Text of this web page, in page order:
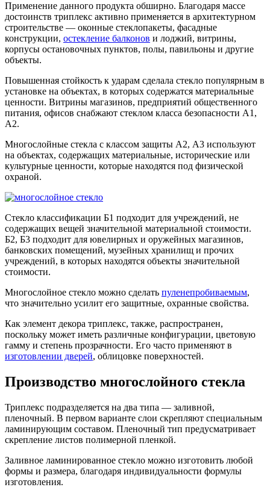
Применение данного продукта обширно. Благодаря массе
достоинств триплекс активно применяется в архитектурном
строительстве — оконные стеклопакеты, фасадные
конструкции, остекление балконов и лоджий, витрины,
корпусы остановочных пунктов, полы, павильоны и другие
объекты.
Повышенная стойкость к ударам сделала стекло популярным в
установке на объектах, в которых содержатся материальные
ценности. Витрины магазинов, предприятий общественного
питания, офисов снабжают стеклом класса безопасности А1,
А2.
Многослойные стекла с классом защиты А2, А3 используют
на объектах, содержащих материальные, исторические или
культурные ценности, которые находятся под физической
охраной.
Стекло классификации Б1 подходит для учреждений, не
содержащих вещей значительной материальной стоимости.
Б2, Б3 подходит для ювелирных и оружейных магазинов,
банковских помещений, музейных хранилищ и прочих
учреждений, в которых находятся объекты значительной
стоимости.
Многослойное стекло можно сделать пуленепробиваемым,
что значительно усилит его защитные, охранные свойства.
Как элемент декора триплекс, также, распространен,
поскольку может иметь различные конфигурации, цветовую
гамму и степень прозрачности. Его часто применяют в
изготовлении дверей, облицовке поверхностей.
Производство многослойного стекла
Триплекс подразделяется на два типа — заливной,
пленочный. В первом варианте слои скрепляют специальным
ламинирующим составом. Пленочный тип предусматривает
скрепление листов полимерной пленкой.
Заливное ламинированное стекло можно изготовить любой
формы и размера, благодаря индивидуальности формулы
изготовления.